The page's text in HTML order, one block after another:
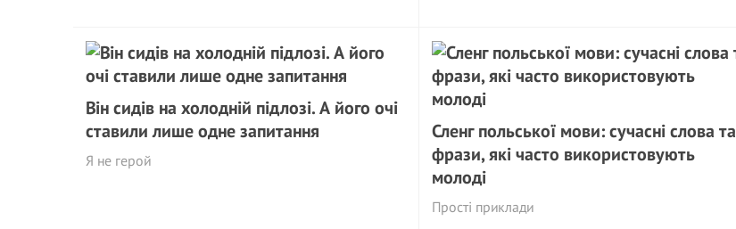
Він сидів на холодній підлозі. А його очі
ставили лише одне запитання
Я не герой
Сленг польської мови: сучасні слова та
фрази, які часто використовують
молоді
Прості приклади